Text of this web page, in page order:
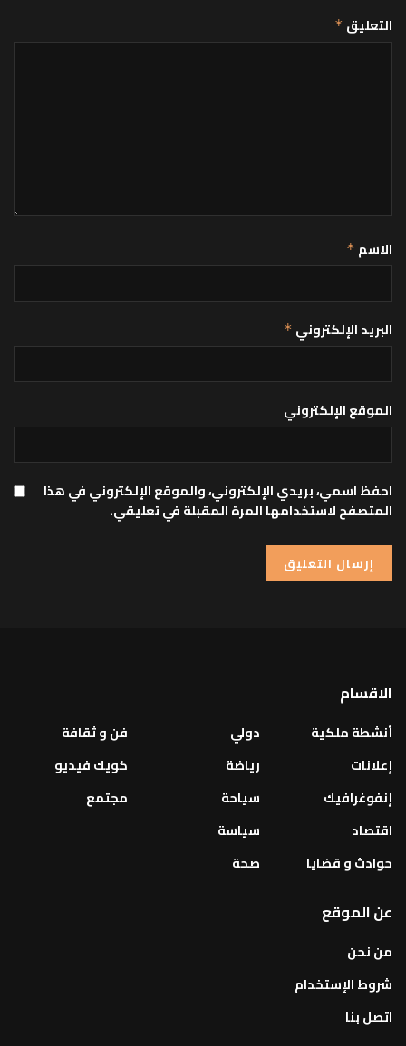
التعليق *
الاسم *
البريد الإلكتروني *
الموقع الإلكتروني
احفظ اسمي، بريدي الإلكتروني، والموقع الإلكتروني في هذا
المتصفح لاستخدامها المرة المقبلة في تعليقي.
الاقسام
أنشطة ملكية
إعلانات
إنفوغرافيك
اقتصاد
حوادث و قضايا
دولي
رياضة
سياحة
سياسة
صحة
فن و ثقافة
كويك فيديو
مجتمع
عن الموقع
من نحن
شروط الإستخدام
اتصل بنا